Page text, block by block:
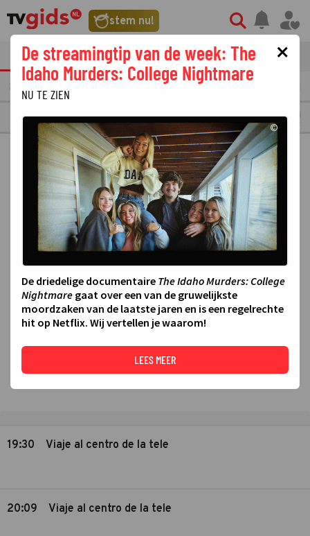
stem nu!
tvgids streaming nieuws
11 WOENSDAG
TV E
19:30 Viaje al centro de la tele
20:09 Viaje al centro de la tele
×
De streamingtip van de week: The
Idaho Murders: College Nightmare
NU TE ZIEN
©
De driedelige documentaire The Idaho Murders: College
Nightmare gaat over een van de gruwelijkste
moordzaken van de laatste jaren en is een regelrechte
hit op Netflix. Wij vertellen je waarom!
LEES MEER